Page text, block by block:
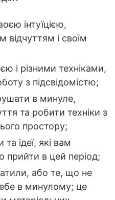
інтуїцією,
відчуттям і своїм
і різними техніками,
з підсвідомістю;
в минуле,
та робити техніки з
простору;
ідеї, які вам
прийти в цей період;
або те, що не
в минулому; це